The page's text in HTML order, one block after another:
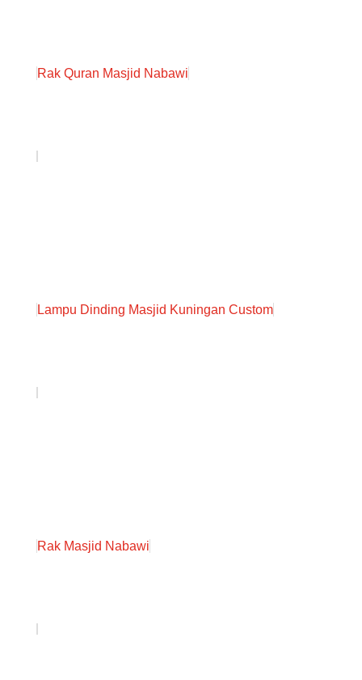
Rak Quran Masjid Nabawi
Lampu Dinding Masjid Kuningan Custom
Rak Masjid Nabawi